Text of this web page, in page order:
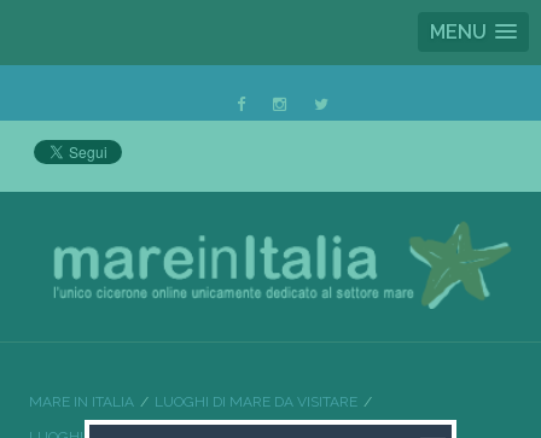
MENU
MARE IN ITALIA LUOGHI DI MARE DA VISITARE